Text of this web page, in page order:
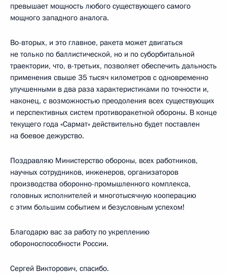
превышает мощность любого существующего самого
мощного западного аналога.
Во-вторых, и это главное, ракета может двигаться
не только по баллистической, но и по суборбитальной
траектории, что, в-третьих, позволяет обеспечить дальность
применения свыше 35 тысяч километров с одновременно
улучшенными в два раза характеристиками по точности и,
наконец, с возможностью преодоления всех существующих
и перспективных систем противоракетной обороны. В конце
текущего года «Сармат» действительно будет поставлен
на боевое дежурство.
Поздравляю Министерство обороны, всех работников,
научных сотрудников, инженеров, организаторов
производства оборонно-промышленного комплекса,
головных исполнителей и многотысячную кооперацию
с этим большим событием и безусловным успехом!
Благодарю вас за работу по укреплению
обороноспособности России.
Сергей Викторович, спасибо.